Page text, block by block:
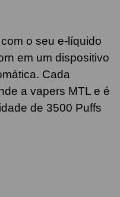
o seu e-líquido
em um dispositivo
Cada
a vapers MTL e é
de 3500 Puffs